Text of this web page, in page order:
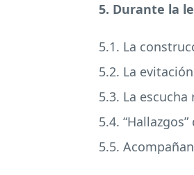
5. Durante la
5.1. La
5.2. La
5.3. La
5.4.
5.5.